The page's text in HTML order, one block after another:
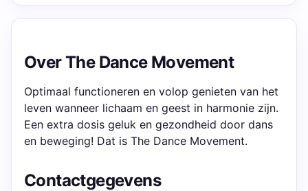
Over The Dance Movement
Optimaal functioneren en volop genieten van het
leven wanneer lichaam en geest in harmonie zijn.
Een extra dosis geluk en gezondheid door dans
en beweging! Dat is The Dance Movement.
Contactgegevens